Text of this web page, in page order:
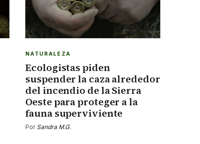
NATURALEZA
Ecologistas piden
suspender la caza alrededor
del incendio de la Sierra
Oeste para proteger a la
fauna superviviente
Por Sandra M.G.